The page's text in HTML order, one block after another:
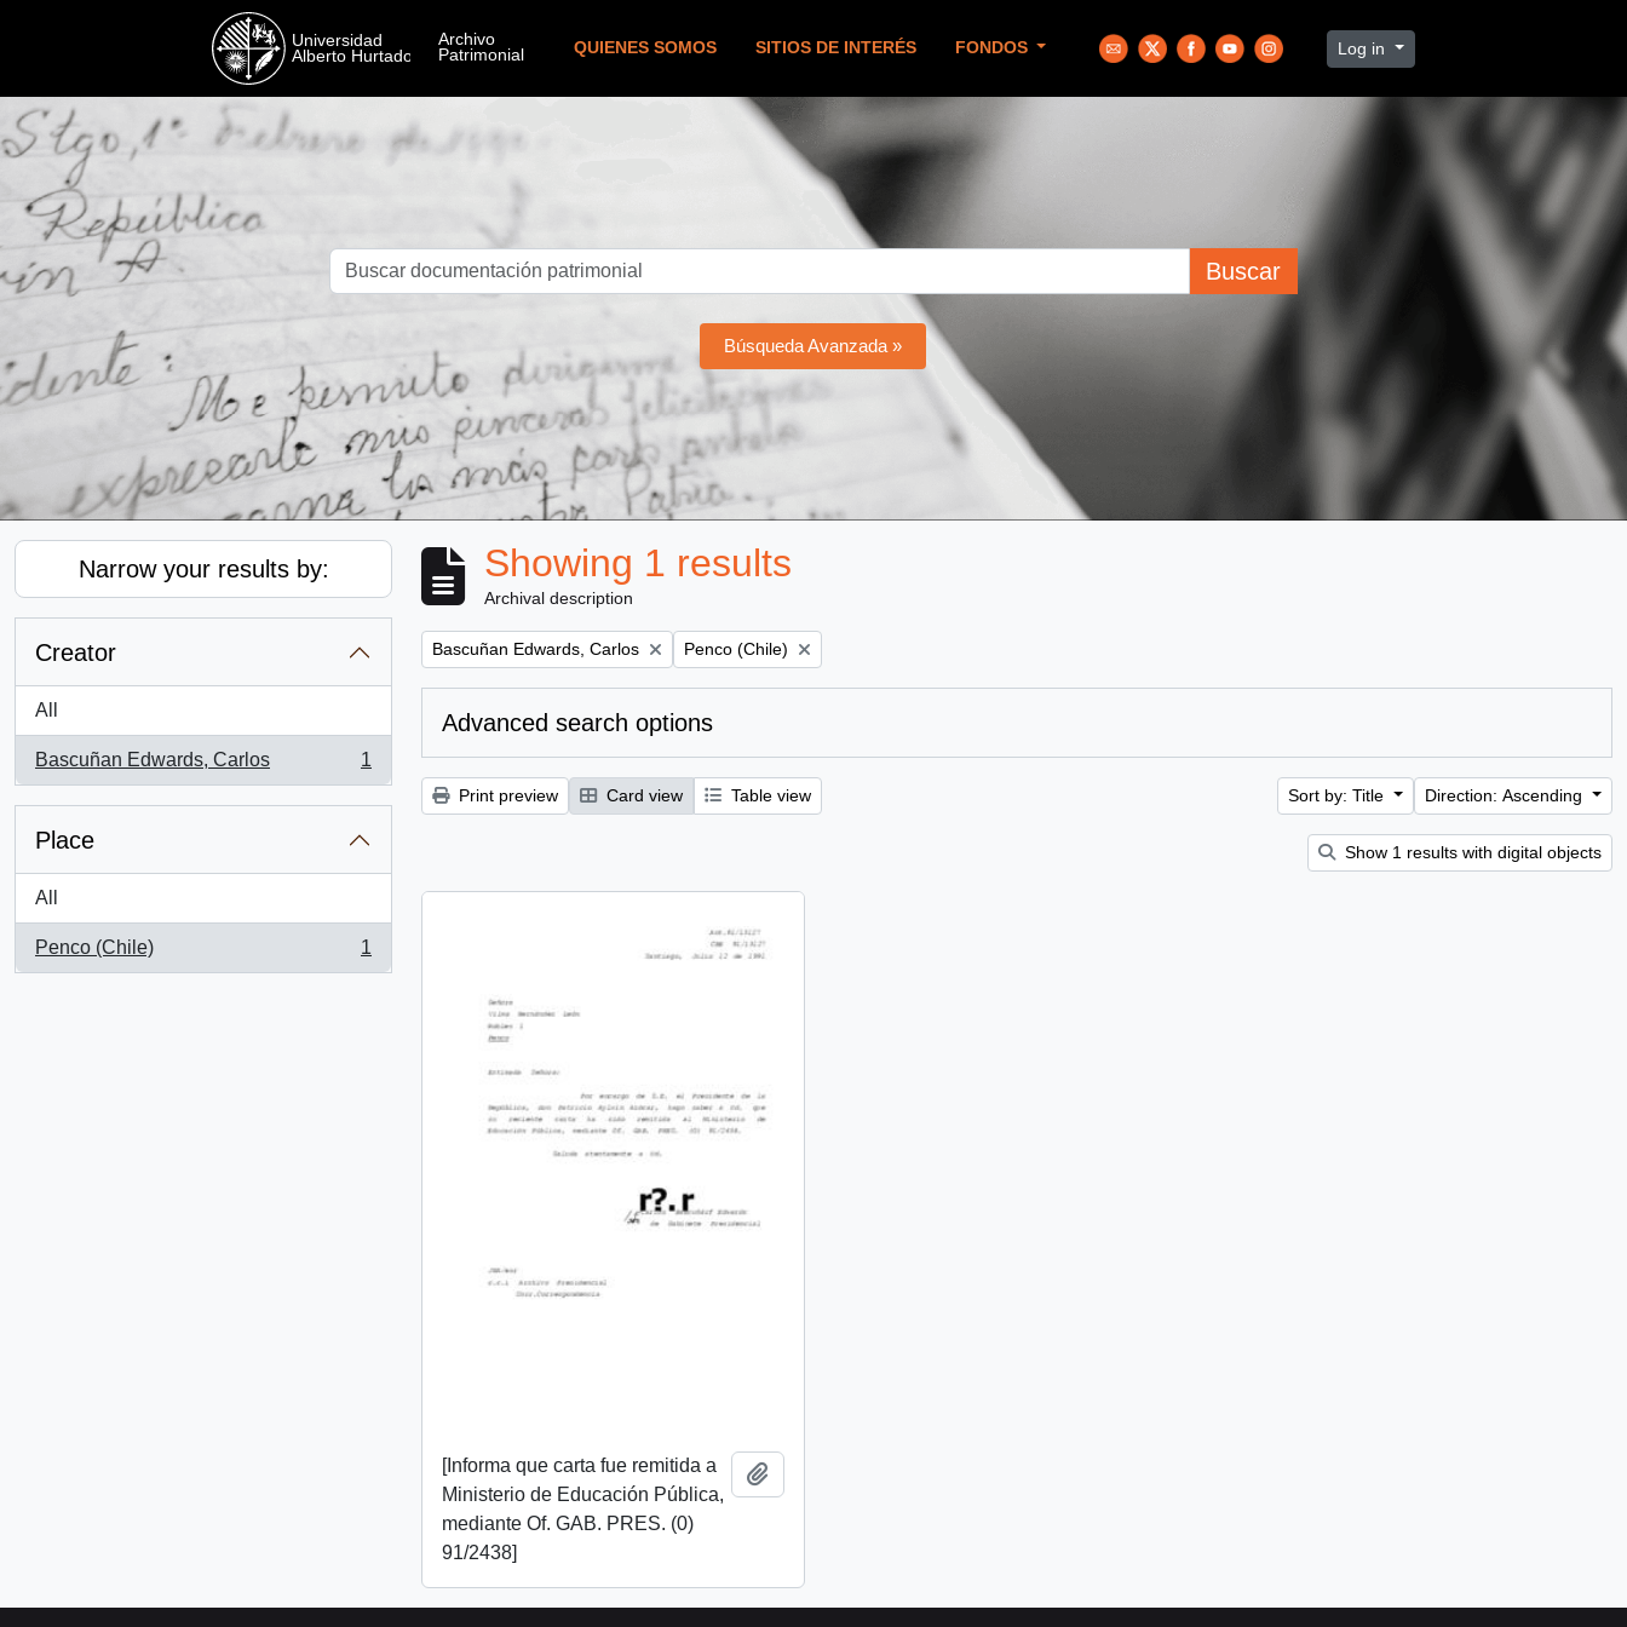
QUIENES SOMOS SITIOS DE INTERÉS FONDOS Log in
Buscar
Búsqueda Avanzada »
Narrow your results by:
Creator
All
Bascuñan Edwards, Carlos
, 1 results
1
Place
All
Penco (Chile)
, 1 results
1
Showing 1 results
Archival description
Remove filter:
Bascuñan Edwards, Carlos Remove filter:
Penco (Chile)
Advanced search options
Print preview Card view Table view Sort by: Title Direction: Ascending
Show 1 results with digital objects
[Informa que carta fue remitida a
Ministerio de Educación Pública,
mediante Of. GAB. PRES. (0)
91/2438]